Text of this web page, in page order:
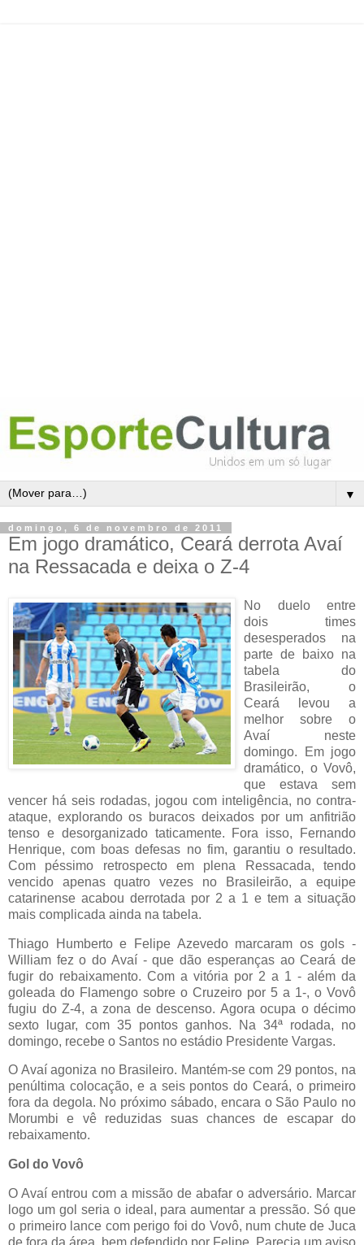
▼
domingo, 6 de novembro de 2011
Em jogo dramático, Ceará derrota Avaí
na Ressacada e deixa o Z-4
No duelo entre
dois times
desesperados na
parte de baixo na
tabela do
Brasileirão, o
Ceará levou a
melhor sobre o
Avaí neste
domingo. Em jogo
dramático, o Vovô,
que estava sem
vencer há seis rodadas, jogou com inteligência, no contra-
ataque, explorando os buracos deixados por um anfitrião
tenso e desorganizado taticamente. Fora isso, Fernando
Henrique, com boas defesas no fim, garantiu o resultado.
Com péssimo retrospecto em plena Ressacada, tendo
vencido apenas quatro vezes no Brasileirão, a equipe
catarinense acabou derrotada por 2 a 1 e tem a situação
mais complicada ainda na tabela.
Thiago Humberto e Felipe Azevedo marcaram os gols -
William fez o do Avaí - que dão esperanças ao Ceará de
fugir do rebaixamento. Com a vitória por 2 a 1 - além da
goleada do Flamengo sobre o Cruzeiro por 5 a 1-, o Vovô
fugiu do Z-4, a zona de descenso. Agora ocupa o décimo
sexto lugar, com 35 pontos ganhos. Na 34ª rodada, no
domingo, recebe o Santos no estádio Presidente Vargas.
O Avaí agoniza no Brasileiro. Mantém-se com 29 pontos, na
penúltima colocação, e a seis pontos do Ceará, o primeiro
fora da degola. No próximo sábado, encara o São Paulo no
Morumbi e vê reduzidas suas chances de escapar do
rebaixamento.
Gol do Vovô
O Avaí entrou com a missão de abafar o adversário. Marcar
logo um gol seria o ideal, para aumentar a pressão. Só que
o primeiro lance com perigo foi do Vovô, num chute de Juca
de fora da área, bem defendido por Felipe. Parecia um aviso